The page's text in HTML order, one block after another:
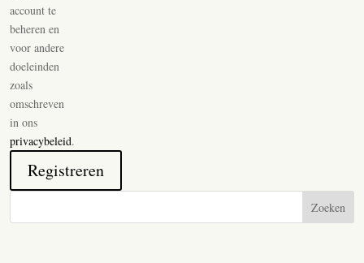
account te
beheren en
voor andere
doeleinden
zoals
omschreven
in ons
privacybeleid.
Registreren
Zoeken